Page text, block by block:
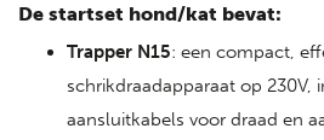
De startset hond/kat bevat:
Trapper N15: een compact,
schrikdraadapparaat op 230V,
aansluitkabels voor draad en